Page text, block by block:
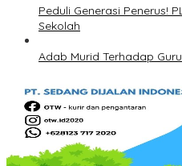
Peduli Generasi Penerus!
Sekolah
Adab Murid Terhadap Guru